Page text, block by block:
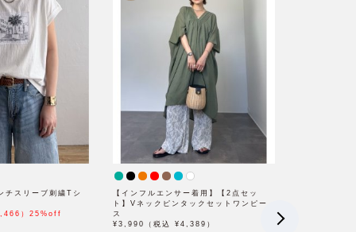
チスリーブ刺繍Tシ
）25%off
【インフルエンサー着用】【2点セッ
ト】Vネックピンタックセットワンピー
ス
¥3,990（税込 ¥4,389）